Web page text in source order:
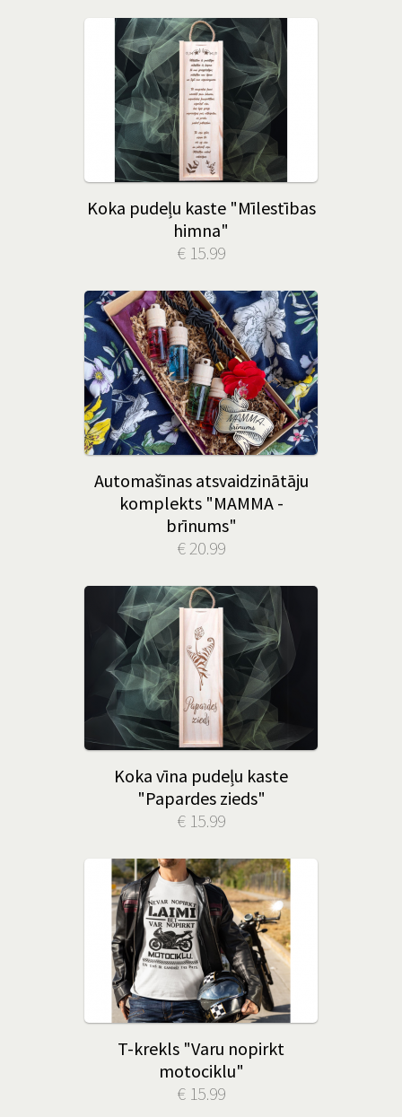
Koka pudeļu kaste "Mīlestības
himna"
€ 15.99
Automašīnas atsvaidzinātāju
komplekts "MAMMA -
brīnums"
€ 20.99
Koka vīna pudeļu kaste
"Papardes zieds"
€ 15.99
T-krekls "Varu nopirkt
motociklu"
€ 15.99